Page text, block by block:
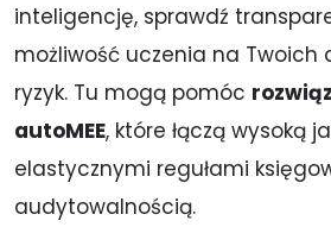
inteligencję, sprawdź
możliwość uczenia na Twoich
ryzyk. Tu mogą pomóc
autoMEE, które łączą wysoką
elastycznymi regułami
audytowalnością.